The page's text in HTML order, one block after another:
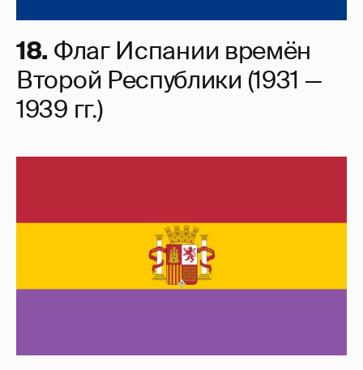
18. Флаг Испании времён
Второй Республики (1931 —
1939 гг.)